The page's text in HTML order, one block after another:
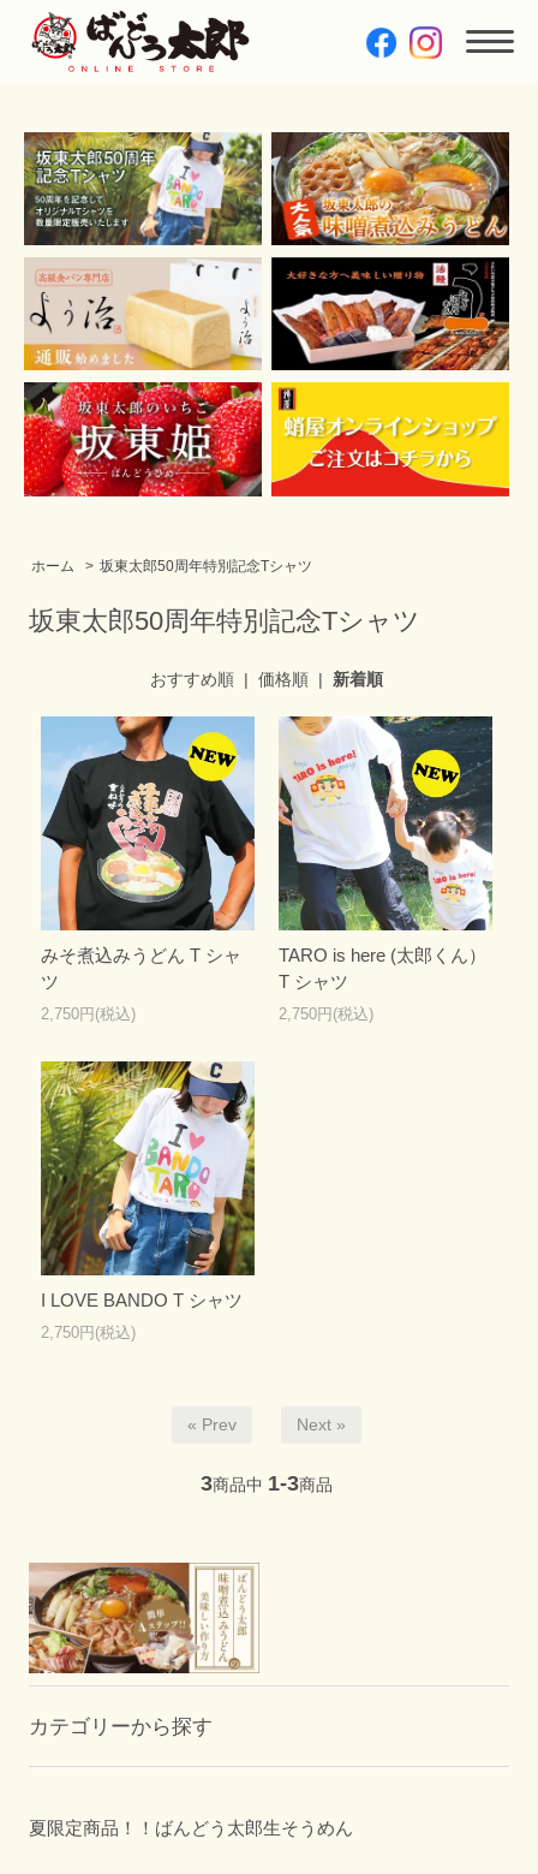
ホーム > 坂東太郎50周年特別記念Tシャツ
坂東太郎50周年特別記念Tシャツ
おすすめ順| 価格順| 新着順
みそ煮込みうどん T シャ
ツ
2,750円(税込)
TARO is here (太郎くん）
T シャツ
2,750円(税込)
I LOVE BANDO T シャツ
2,750円(税込)
« Prev Next »
3商品中 1-3商品
カテゴリーから探す
夏限定商品！！ばんどう太郎生そうめん